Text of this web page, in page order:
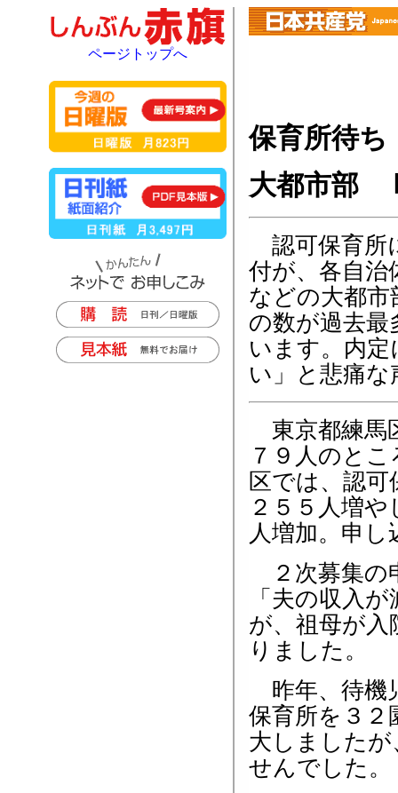
保育所待
大都市部
認可保育所
付が、各自
などの大都
の数が過去
います。内
い」と悲痛
東京都練馬
７９人のと
区では、認
２５５人増
人増加。申
２次募集の
「夫の収入
が、祖母が
りました。
昨年、待機
保育所を３２
大しました
せんでした。
ページトップへ